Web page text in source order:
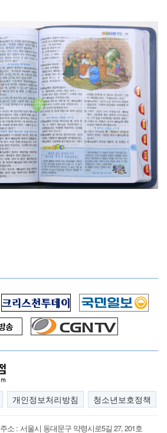
개인정보처리방침 청소년보호정책
주소 : 서울시 동대문구 약령시로5길 27, 201호